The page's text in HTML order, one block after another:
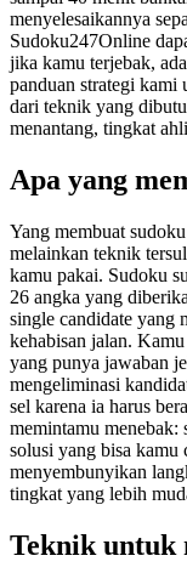
menyelesaikannya
Sudoku247Online
jika kamu terjebak,
panduan strategi
dari teknik yang
menantang, tingkat
Apa yang
Yang membuat
melainkan teknik
kamu pakai. Sudoku
26 angka yang
single candidate yang
kehabisan jalan.
yang punya jawaban
mengeliminasi
sel karena ia harus
memintamu menebak:
solusi yang bisa kamu
menyembunyikan
tingkat yang lebih
Teknik untuk